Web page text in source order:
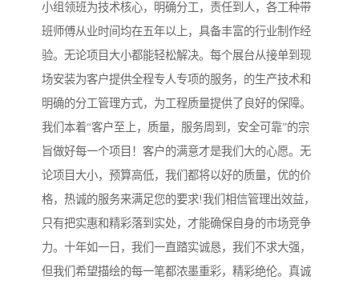
小组领班为技术核心，明确分工，责任到人，各工种带
班师傅从业时间均在五年以上，具备丰富的行业制作经
验。无论项目大小都能轻松解决。每个展台从接单到现
场安装为客户提供全程专人专项的服务，的生产技术和
明确的分工管理方式，为工程质量提供了良好的保障。
我们本着“客户至上，质量，服务周到，安全可靠”的宗
旨做好每一个项目！客户的满意才是我们大的心愿。无
论项目大小，预算高低，我们都将以好的质量，优的价
格，热诚的服务来满足您的要求!我们相信管理出效益，
只有把实惠和精彩落到实处，才能确保自身的市场竞争
力。十年如一日，我们一直踏实诚恳，我们不求大强，
但我们希望描绘的每一笔都浓墨重彩，精彩绝伦。真诚